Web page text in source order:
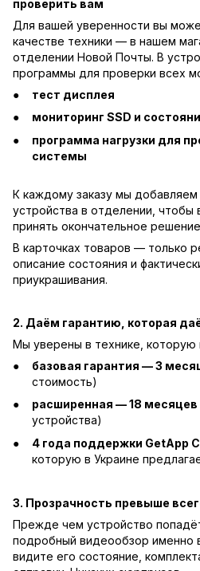
проверить вам
Для вашей уверенности вы
качестве техники — в нашем
отделении Новой Почты. В
программы для проверки всех
тест дисплея
мониторинг SSD и
программа нагрузки для
системы
К каждому заказу мы
устройства в отделении, чтобы
принять окончательное
В карточках товаров — только
описание состояния и
приукрашивания.
2. Даём гарантию, которая
Мы уверены в технике, которую
базовая гарантия — 3
стоимость)
расширенная — 18 месяцев
устройства)
4 года поддержки GetApp
которую в Украине
3. Прозрачность превыше
Прежде чем устройство
подробный видеообзор именно
видите его состояние,